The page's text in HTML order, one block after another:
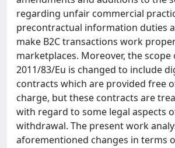
regarding unfair commercial
precontractual information duties
make B2C transactions work
marketplaces. Moreover, the
2011/83/Eu is changed to include
contracts which are provided free
charge, but these contracts are
with regard to some legal aspects
withdrawal. The present work
aforementioned changes in terms